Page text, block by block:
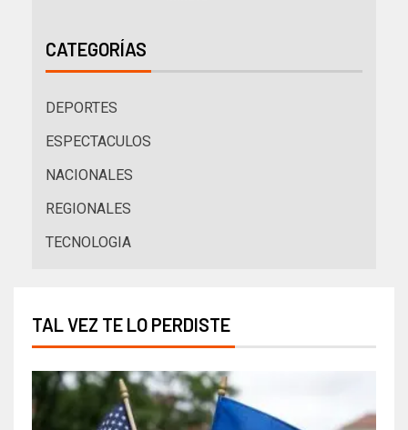
CATEGORÍAS
DEPORTES
ESPECTACULOS
NACIONALES
REGIONALES
TECNOLOGIA
TAL VEZ TE LO PERDISTE